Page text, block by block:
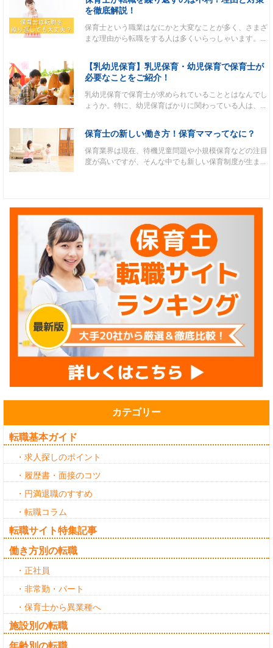
を徹底解説！
保育士という職業はなにかと大変なことが多く、さまざ
まな理由から転職をする人は多くいらっしゃいます。...
【乳幼児保育】乳児保育・幼児保育で保育士が
必要なことをご紹介！
乳幼児保育で保育士が求められていることとはなんでし
ょうか。特に、幼児保育ばかりに関わっている人は、...
保育士の新しい働き方！保育ママってなに？
保育業界は現在、待機児童問題や小規模保育などの注目
度が高いですが、そんな中でも新しい保育制度が生ま...
カテゴリー
転職基本ガイド
・求人探しのポイント
・履歴書・面接のコツ
・円満退職のすすめ
・転職コラム
転職サイト特集記事
働き方別の転職
・正社員
・非常勤・パート
・保育士から異業種へ
施設別の転職
年齢別の転職